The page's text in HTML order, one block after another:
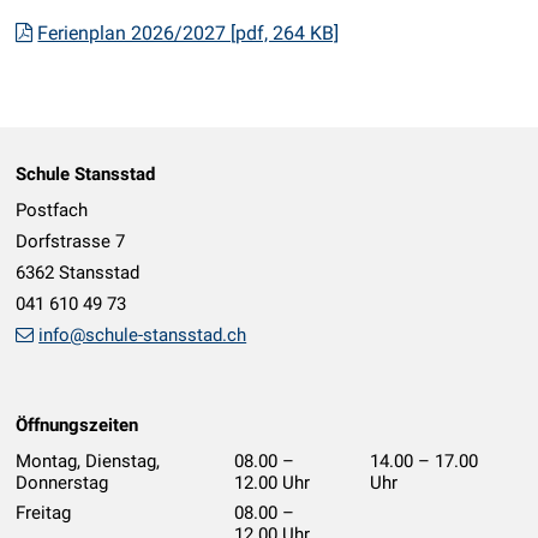
Ferienplan 2026/2027 [pdf, 264 KB]
Schule Stansstad
Postfach
Dorfstrasse 7
6362 Stansstad
041 610 49 73
info@schule-stansstad.ch
Öffnungszeiten
Montag, Dienstag,
Donnerstag
08.00 –
12.00 Uhr
14.00 – 17.00
Uhr
Freitag
08.00 –